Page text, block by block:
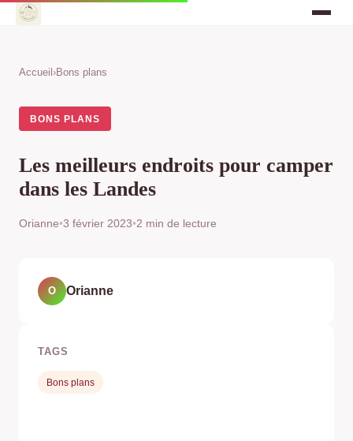
Accueil ›Bons plans
BONS PLANS
Les meilleurs endroits pour camper
dans les Landes
Orianne•3 février 2023•2 min de lecture
O Orianne
TAGS
Bons plans